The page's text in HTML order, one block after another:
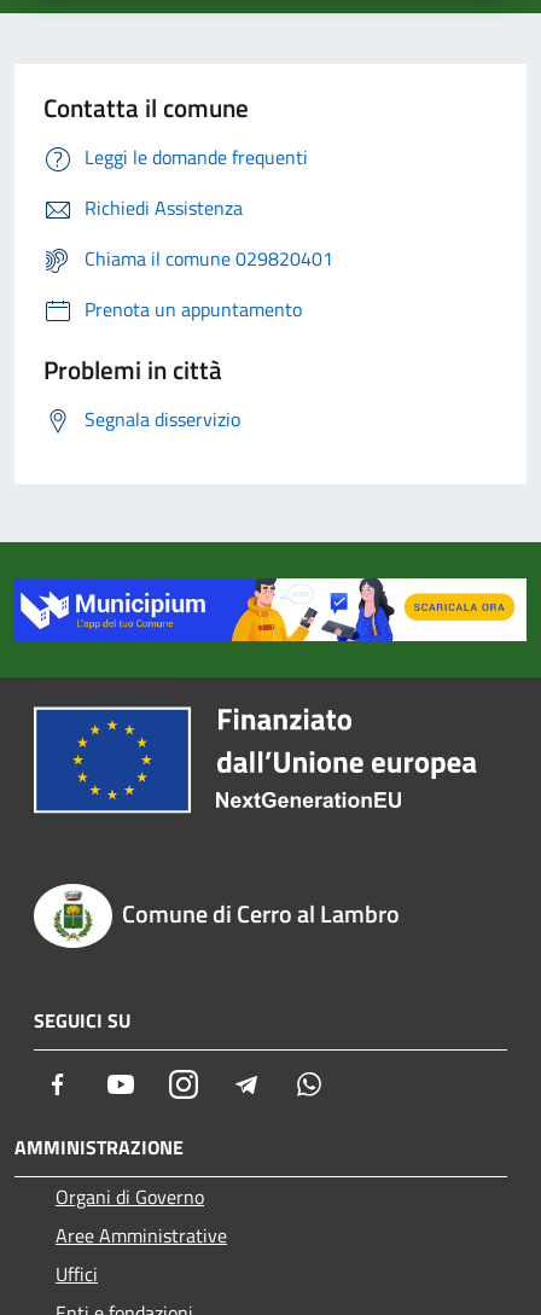
Contatta il comune
Leggi le domande frequenti
Richiedi Assistenza
Chiama il comune 029820401
Prenota un appuntamento
Problemi in città
Segnala disservizio
Comune di Cerro al Lambro
SEGUICI SU
Facebook YoutubeInstagram Telegram
AMMINISTRAZIONE
Organi di Governo
Aree Amministrative
Uffici